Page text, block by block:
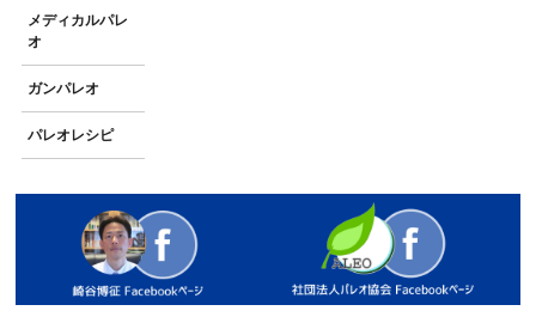
メディカルパレ
オ
ガンパレオ
パレオレシピ